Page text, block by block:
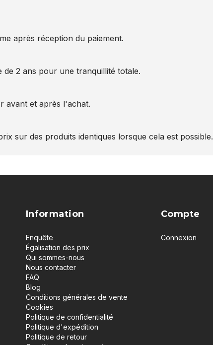
après réception du paiement.
2 ans pour une tranquillité totale.
avant et après l'achat.
sur des produits identiques lorsque cela est possible.
Information
Enquête
Égalisation des prix
Qui sommes-nous
Nous contacter
FAQ
Blog
Conditions générales de vente
Cookies
Politique de confidentialité
Politique d'expédition
Politique de retour
Compte
Connexion